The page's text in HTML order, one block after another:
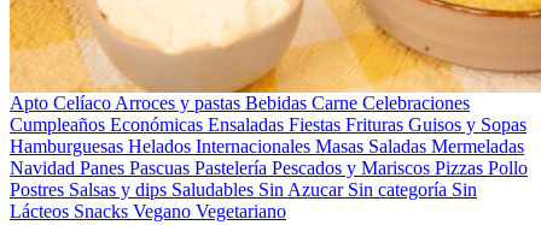
Apto Celíaco Arroces y pastas Bebidas Carne Celebraciones
Cumpleaños Económicas Ensaladas Fiestas Frituras Guisos y Sopas
Hamburguesas Helados Internacionales Masas Saladas Mermeladas
Navidad Panes Pascuas Pastelería Pescados y Mariscos Pizzas Pollo
Postres Salsas y dips Saludables Sin Azucar Sin categoría Sin
Lácteos Snacks Vegano Vegetariano